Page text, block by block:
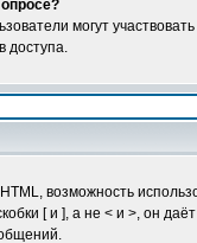
могут
доступа.
возможность
[ и ], а не < и >, он